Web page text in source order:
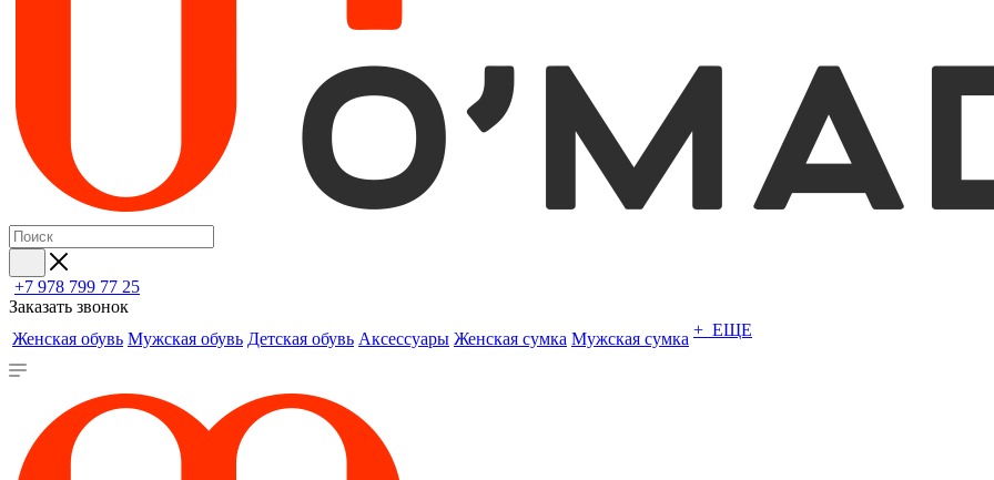
+7 978 799 77 25
Заказать звонок
Женская обувь Мужская обувь Детская обувь Аксессуары Женская сумка Мужская сумка + ЕЩЕ